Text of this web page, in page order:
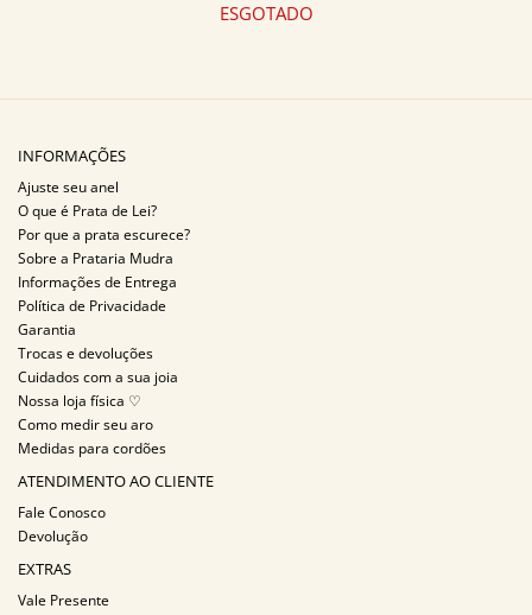
ESGOTADO
INFORMAÇÕES
Ajuste seu anel
O que é Prata de Lei?
Por que a prata escurece?
Sobre a Prataria Mudra
Informações de Entrega
Política de Privacidade
Garantia
Trocas e devoluções
Cuidados com a sua joia
Nossa loja física ♡
Como medir seu aro
Medidas para cordões
ATENDIMENTO AO CLIENTE
Fale Conosco
Devolução
EXTRAS
Vale Presente